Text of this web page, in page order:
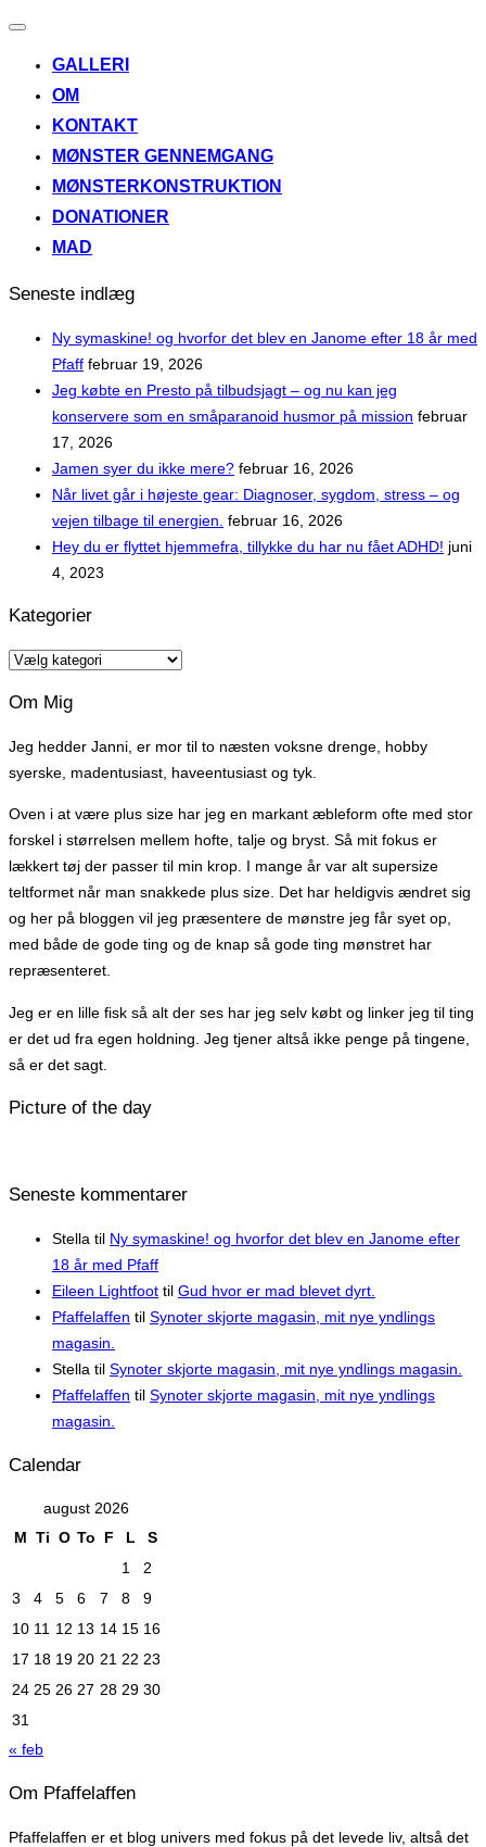
Slå
til/fra
GALLERI
OM
KONTAKT
MØNSTER GENNEMGANG
MØNSTERKONSTRUKTION
DONATIONER
MAD
Seneste indlæg
Ny symaskine! og hvorfor det blev en Janome efter 18 år med
Pfaff februar 19, 2026
Jeg købte en Presto på tilbudsjagt – og nu kan jeg
konservere som en småparanoid husmor på mission februar
17, 2026
Jamen syer du ikke mere? februar 16, 2026
Når livet går i højeste gear: Diagnoser, sygdom, stress – og
vejen tilbage til energien. februar 16, 2026
Hey du er flyttet hjemmefra, tillykke du har nu fået ADHD! juni
4, 2023
Kategorier
Kategorier
Om Mig
Jeg hedder Janni, er mor til to næsten voksne drenge, hobby
syerske, madentusiast, haveentusiast og tyk.
Oven i at være plus size har jeg en markant æbleform ofte med stor
forskel i størrelsen mellem hofte, talje og bryst. Så mit fokus er
lækkert tøj der passer til min krop. I mange år var alt supersize
teltformet når man snakkede plus size. Det har heldigvis ændret sig
og her på bloggen vil jeg præsentere de mønstre jeg får syet op,
med både de gode ting og de knap så gode ting mønstret har
repræsenteret.
Jeg er en lille fisk så alt der ses har jeg selv købt og linker jeg til ting
er det ud fra egen holdning. Jeg tjener altså ikke penge på tingene,
så er det sagt.
Picture of the day
Seneste kommentarer
Stella til Ny symaskine! og hvorfor det blev en Janome efter
18 år med Pfaff
Eileen Lightfoot til Gud hvor er mad blevet dyrt.
Pfaffelaffen til Synoter skjorte magasin, mit nye yndlings
magasin.
Stella til Synoter skjorte magasin, mit nye yndlings magasin.
Pfaffelaffen til Synoter skjorte magasin, mit nye yndlings
magasin.
Calendar
august 2026
M Ti O To F L
S
1
2
3
4 5 6 7 8
9
10 11 12 13 14 15 16
17 18 19 20 21 22 23
24 25 26 27 28 29 30
31
« feb
Om Pfaffelaffen
Pfaffelaffen er et blog univers med fokus på det levede liv, altså det